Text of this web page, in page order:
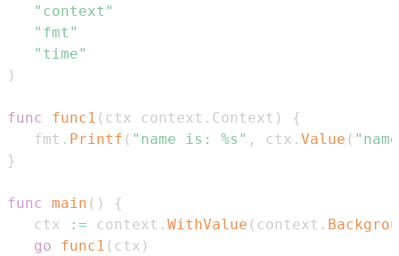
"context"
"fmt"
"time"
)
func func1 ( ctx context . Context )
{
   fmt
. Printf ( "name is: %s" , ctx . Value (
}
func main ( )
{
   ctx
:= context . WithValue ( context .
go
func1 ( ctx )